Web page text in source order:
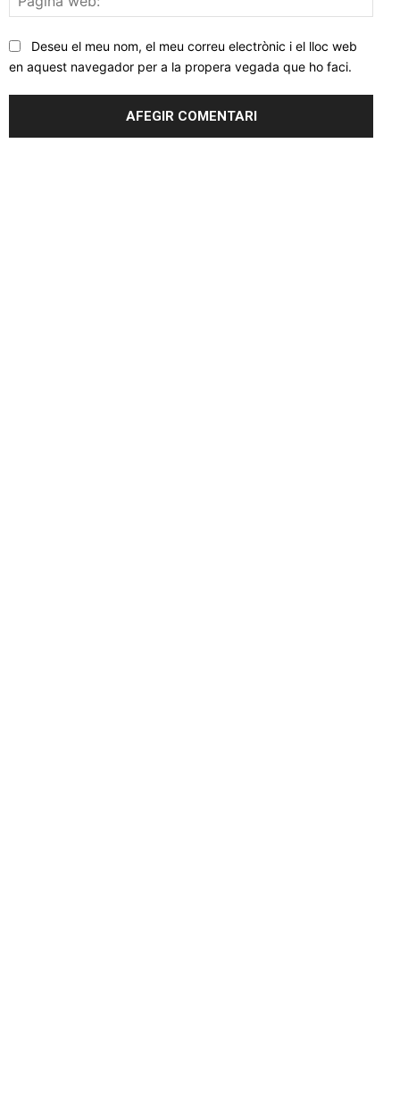
web:
Deseu el meu nom, el meu correu electrònic i el lloc web
en aquest navegador per a la propera vegada que ho faci.